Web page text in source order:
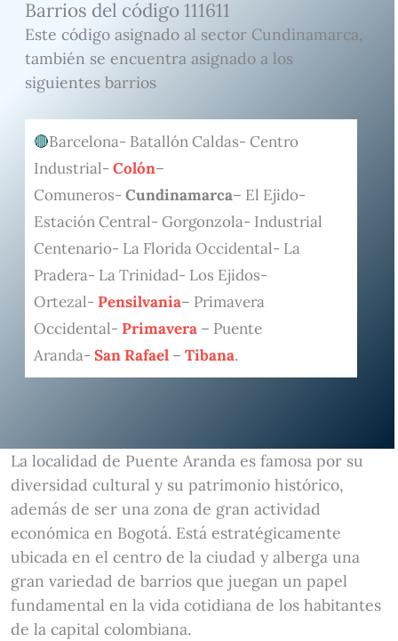
Barrios del código 111611
Este código asignado al sector Cundinamarca,
también se encuentra asignado a los
siguientes barrios
Barcelona- Batallón Caldas- Centro
Industrial- Colón–
Comuneros- Cundinamarca– El Ejido-
Estación Central- Gorgonzola- Industrial
Centenario- La Florida Occidental- La
Pradera- La Trinidad- Los Ejidos-
Ortezal- Pensilvania– Primavera
Occidental- Primavera– Puente
Aranda- San Rafael– Tibana.
La localidad de Puente Aranda es famosa por su
diversidad cultural y su patrimonio histórico,
además de ser una zona de gran actividad
económica en Bogotá. Está estratégicamente
ubicada en el centro de la ciudad y alberga una
gran variedad de barrios que juegan un papel
fundamental en la vida cotidiana de los habitantes
de la capital colombiana.